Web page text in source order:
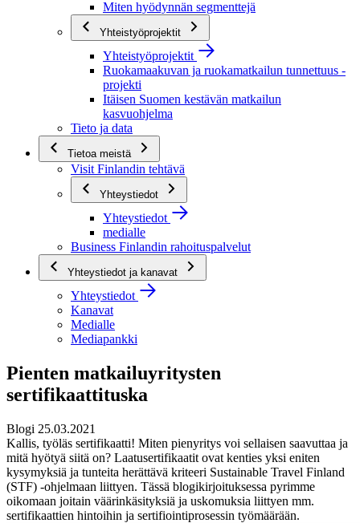
Miten hyödynnän segmenttejä
Yhteistyöprojektit
Yhteistyöprojektit
Ruokamaakuvan ja ruokamatkailun tunnettuus -
projekti
Itäisen Suomen kestävän matkailun
kasvuohjelma
Tieto ja data
Tietoa meistä
Visit Finlandin tehtävä
Yhteystiedot
Yhteystiedot
medialle
Business Finlandin rahoituspalvelut
Yhteystiedot ja kanavat
Yhteystiedot
Kanavat
Medialle
Mediapankki
Pienten matkailuyritysten
sertifikaattituska
Blogi 25.03.2021
Kallis, työläs sertifikaatti! Miten pienyritys voi sellaisen saavuttaa ja
mitä hyötyä siitä on? Laatusertifikaatit ovat kenties yksi eniten
kysymyksiä ja tunteita herättävä kriteeri Sustainable Travel Finland
(STF) -ohjelmaan liittyen. Tässä blogikirjoituksessa pyrimme
oikomaan joitain väärinkäsityksiä ja uskomuksia liittyen mm.
sertifikaattien hintoihin ja sertifiointiprosessin työmäärään.